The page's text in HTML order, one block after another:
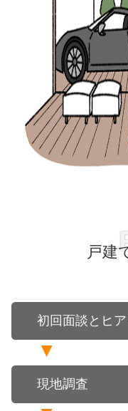
戸建
初回面談とヒ
現地調査